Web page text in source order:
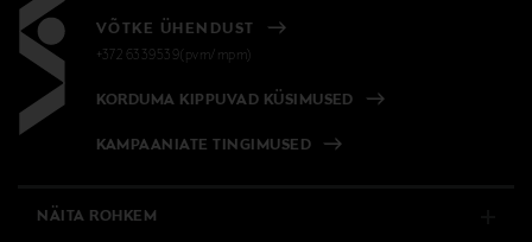
VÕTKE ÜHENDUST
+372 6339539(pvm/mpm)
KORDUMA KIPPUVAD KÜSIMUSED
KAMPAANIATE TINGIMUSED
NÄITA ROHKEM